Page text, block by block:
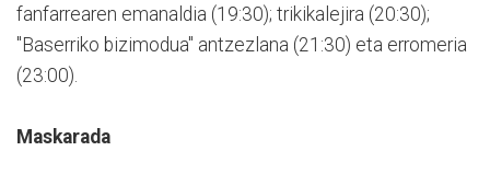
fanfarrearen emanaldia (19:30); trikikalejira (20:30);
"Baserriko bizimodua" antzezlana (21:30) eta erromeria
(23:00).
Maskarada